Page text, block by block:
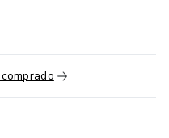
no Youtube.